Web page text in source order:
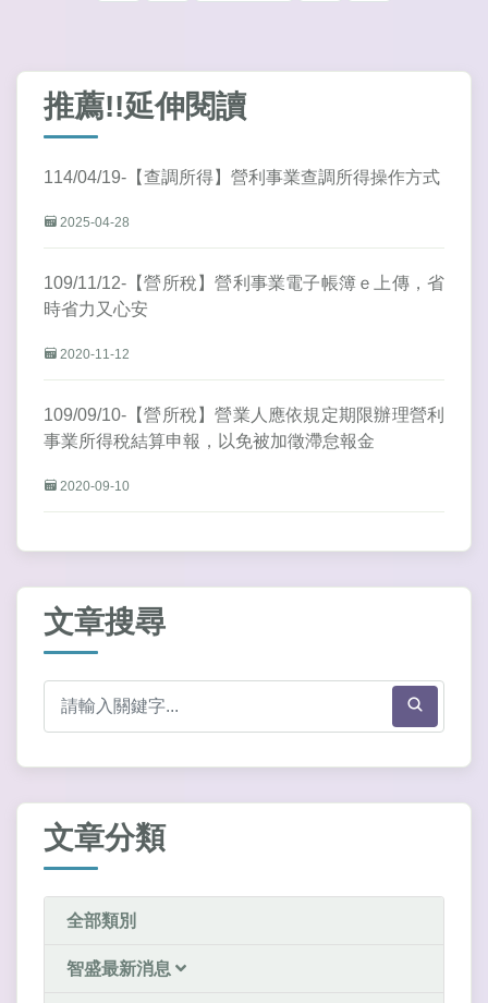
推薦!!延伸閱讀
114/04/19-【查調所得】營利事業查調所得操作方式
2025-04-28
109/11/12-【營所稅】營利事業電子帳簿ｅ上傳，省
時省力又心安
2020-11-12
109/09/10-【營所稅】營業人應依規定期限辦理營利
事業所得稅結算申報，以免被加徵滯怠報金
2020-09-10
文章搜尋
文章分類
全部類別
智盛最新消息